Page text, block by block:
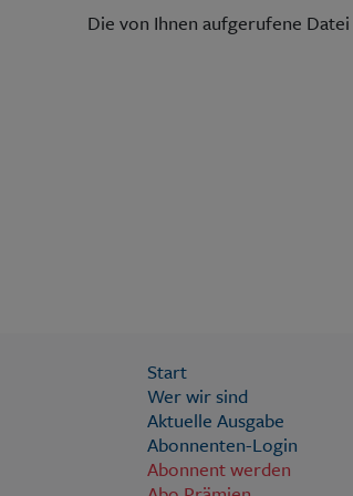
Die von Ihnen aufgerufene Datei
Start
Wer wir sind
Aktuelle Ausgabe
Abonnenten-Login
Abonnent werden